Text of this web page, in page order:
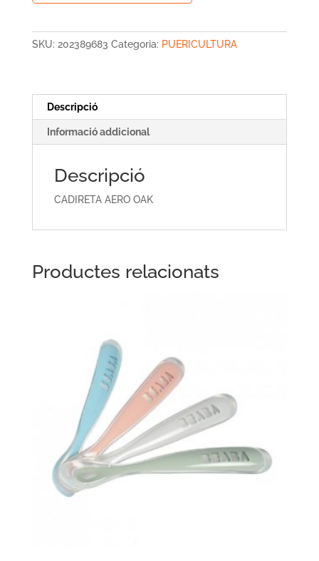
OAK
SKU: 202389683 Categoria: PUERICULTURA
Descripció
Informació addicional
Descripció
CADIRETA AERO OAK
Productes relacionats